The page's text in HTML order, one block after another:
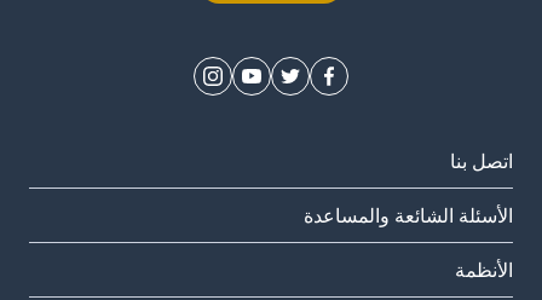
اتصل بنا
الأسئلة الشائعة والمساعدة
الأنظمة